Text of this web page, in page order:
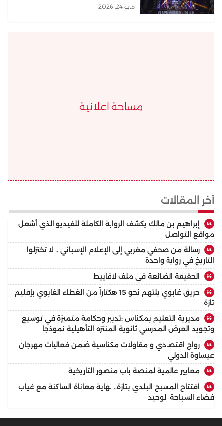
مايو 24, 2026
مساحة اعلانية
أخر المقالات
إبراهيم بن مالك يكشف الرواية الكاملة للفيديو الذي أشعل
مواقع التواصل
رسالة من صحفي مغربي إلى الإعلام الإسباني .. لا تختزلوا
التاريخ في رواية واحدة
الحقيقة الضائعة في ملف لافاييط
حريق غابوي يلتهم نحو 15 هكتاراً من الغطاء الغابوي بإقليم
تازة
مديرية التعليم بمكناس :تدبير وحكامة متميزة في توسيع
وتجويد العرض المدرسي ثانوية المنتزه التأهيلية نموذجا
رواج اقتصادي و مقاولات مكناسية ضمن فعاليات مهرجان
عيساوة الدولي
معايير عالمية لمنصة باب منصور التاريخية
افتتاح المسبح البلدي بتازة.. نهاية معاناة الساكنة مع غياب
فضاء السباحة الوحيد